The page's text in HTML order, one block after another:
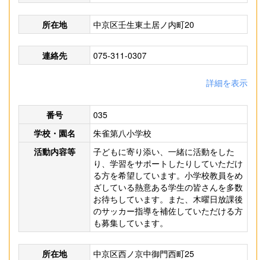
所在地 中京区壬生東土居ノ内町20
連絡先 075-311-0307
詳細を表示
番号
035
学校・園名
朱雀第八小学校
活動内容等
子どもに寄り添い、一緒に活動をした
り、学習をサポートしたりしていただけ
る方を希望しています。小学校教員をめ
ざしている熱意ある学生の皆さんを多数
お待ちしています。また、木曜日放課後
のサッカー指導を補佐していただける方
も募集しています。
所在地 中京区西ノ京中御門西町25